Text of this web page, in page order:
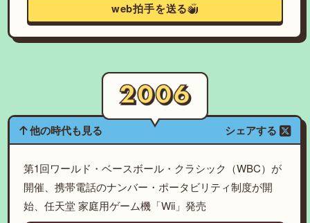
web拍手を送る
他の時代も見る シェアする
第1回ワールド・ベースボール・クラシック（WBC）が
開催、携帯電話のナンバー・ポータビリティ制度が開
始、任天堂 家庭用ゲーム機「Wii」発売